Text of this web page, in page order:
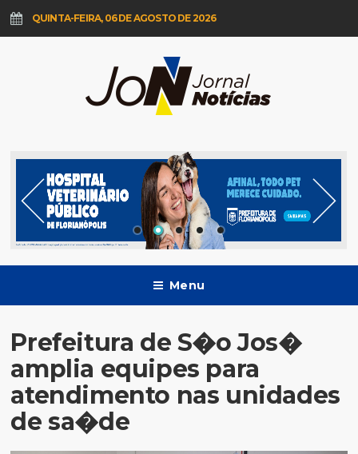
QUINTA-FEIRA, 06 DE AGOSTO DE 2026
Menu
Prefeitura de S�o Jos�
amplia equipes para
atendimento nas unidades
de sa�de